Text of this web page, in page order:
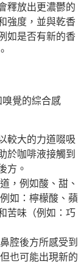
釋放出更濃鬱的
強度，並與乾香
如是否有新的香
覺的綜合感
較大的力道啜吸
於咖啡液接觸到
方。
，例如酸、甜、
如：檸檬酸、蘋
苦味（例如：巧
腔後方所感受到
也可能出現新的